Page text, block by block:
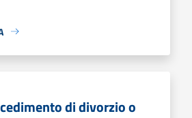
di divorzio o